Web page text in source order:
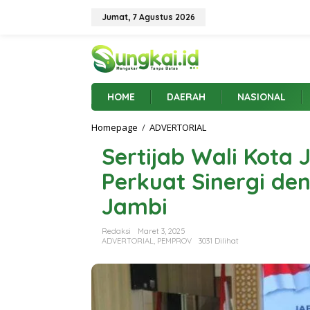
Jumat, 7 Agustus 2026
HOME DAERAH NASIONAL
Homepage / ADVERTORIAL
r
t
i
j
a
i
Sertijab Wali Kota
Perkuat Sinergi
Jambi
Redaksi
Maret 3, 2025
ADVERTORIAL, PEMPROV 3031 Dilihat